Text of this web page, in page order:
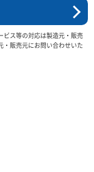
ビス等の対応は製造元・販売
・販売元にお問い合わせいた